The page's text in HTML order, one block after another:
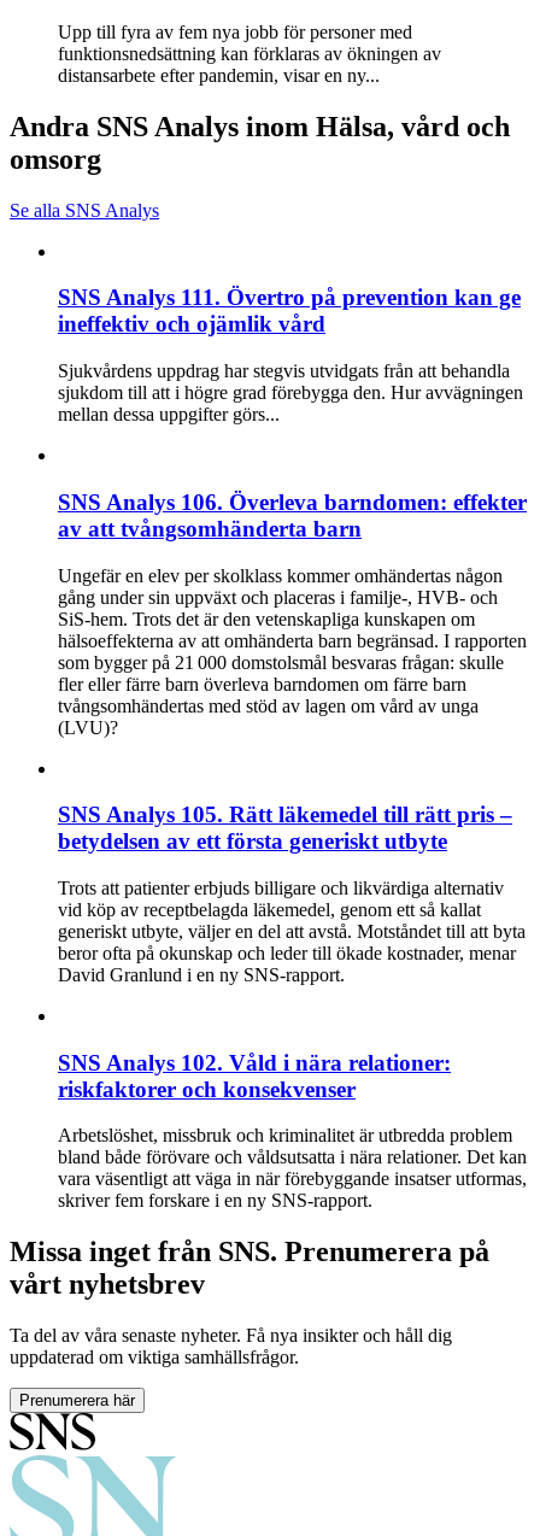
Upp till fyra av fem nya jobb för personer med
funktionsnedsättning kan förklaras av ökningen av
distansarbete efter pandemin, visar en ny...
Andra SNS Analys inom Hälsa, vård och
omsorg
Se alla SNS Analys
SNS Analys 111. Övertro på prevention kan ge
ineffektiv och ojämlik vård
Sjukvårdens uppdrag har stegvis utvidgats från att behandla
sjukdom till att i högre grad förebygga den. Hur avvägningen
mellan dessa uppgifter görs...
SNS Analys 106. Överleva barndomen: effekter
av att tvångsomhänderta barn
Ungefär en elev per skolklass kommer omhändertas någon
gång under sin uppväxt och placeras i familje-, HVB- och
SiS-hem. Trots det är den vetenskapliga kunskapen om
hälsoeffekterna av att omhänderta barn begränsad. I rapporten
som bygger på 21 000 domstolsmål besvaras frågan: skulle
fler eller färre barn överleva barndomen om färre barn
tvångsomhändertas med stöd av lagen om vård av unga
(LVU)?
SNS Analys 105. Rätt läkemedel till rätt pris –
betydelsen av ett första generiskt utbyte
Trots att patienter erbjuds billigare och likvärdiga alternativ
vid köp av receptbelagda läkemedel, genom ett så kallat
generiskt utbyte, väljer en del att avstå. Motståndet till att byta
beror ofta på okunskap och leder till ökade kostnader, menar
David Granlund i en ny SNS-rapport.
SNS Analys 102. Våld i nära relationer:
riskfaktorer och konsekvenser
Arbetslöshet, missbruk och kriminalitet är utbredda problem
bland både förövare och våldsutsatta i nära relationer. Det kan
vara väsentligt att väga in när förebyggande insatser utformas,
skriver fem forskare i en ny SNS-rapport.
Missa inget från SNS. Prenumerera på
vårt nyhetsbrev
Ta del av våra senaste nyheter. Få nya insikter och håll dig
uppdaterad om viktiga samhällsfrågor.
Prenumerera här